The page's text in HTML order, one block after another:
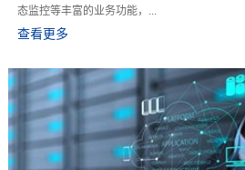
态监控等丰富的业务功能，...
查看更多